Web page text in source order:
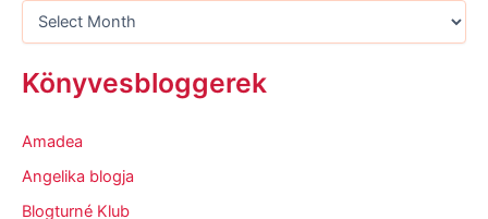
Könyvesbloggerek
Amadea
Angelika blogja
Blogturné Klub